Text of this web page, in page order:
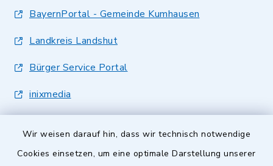
Wir weisen darauf hin, dass wir technisch notwendige
Cookies einsetzen, um eine optimale Darstellung unserer
BayernPortal - Gemeinde Kumhausen
Landkreis Landshut
Bürger Service Portal
inixmedia